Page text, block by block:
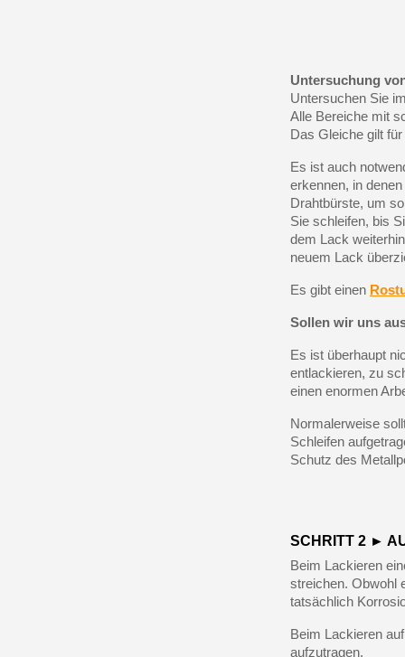
Untersuchung
Untersuchen Sie
Alle Bereiche mit
Das Gleiche gilt
Es ist auch
erkennen, in
Drahtbürste, um
Sie schleifen, bis
dem Lack
neuem Lack
Es gibt einen
Sollen wir uns
Es ist überhaupt
entlackieren, zu
einen enormen
Normalerweise
Schleifen
Schutz des
SCHRITT 2 ►
Beim Lackieren
streichen. Obwohl
tatsächlich
Beim Lackieren
aufzutragen.